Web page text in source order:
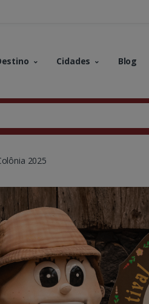
Cidades Blog
2025